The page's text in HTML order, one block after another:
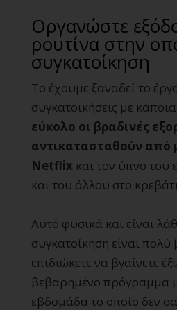
Οργανώστε
ρουτίνα στην
συγκατοίκηση
Το έχουμε ξαναδεί το
συγκατοικήσεις με
εύκολο οι βραδινές
αντικατασταθούν από
Netflix και τον ύπνο του
και του άλλου στο
Αυτό φυσικά και είναι
συγκατοίκηση είναι πολύ
επιδιώκετε να βγαίνετε
βεβαρημένο πρόγραμμα
εβδομάδα το οποίο δεν